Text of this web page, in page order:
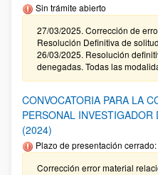
Sin trámite abierto
27/03/2025. Corrección de
Resolución Definitiva de
26/03/2025. Resolución
denegadas. Todas las
CONVOCATORIA PARA LA
PERSONAL
(2024)
Plazo de presentación
Corrección error material